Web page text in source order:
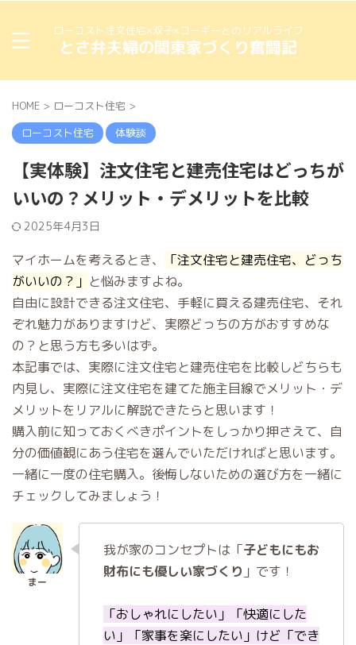
ローコスト注文住宅×双子×コーギーとのリアルライフ
とさ弁夫婦の関東家づくり奮闘記
HOME > ローコスト住宅 >
ローコスト住宅
体験談
【実体験】注文住宅と建売住宅はどっちが
いいの？メリット・デメリットを比較
2025年4月3日
マイホームを考えるとき、
「注文住宅と建売住宅、どっち
がいいの？」 と悩みますよね。
自由に設計できる注文住宅、手軽に買える建売住宅、それ
ぞれ魅力がありますけど、実際どっちの方がおすすめな
の？と思う方も多いはず。
本記事では、実際に注文住宅と建売住宅を比較しどちらも
内見し、実際に注文住宅を建てた施主目線でメリット・デ
メリットをリアルに解説できたらと思います！
購入前に知っておくべきポイントをしっかり押さえて、自
分の価値観にあう住宅を選んでいただければと思います。
一緒に一度の住宅購入。後悔しないための選び方を一緒に
チェックしてみましょう！
我が家のコンセプトは「子どもにもお
財布にも優しい家づくり 」です！
「おしゃれにしたい」「快適にした
い」「家事を楽にしたい」けど「でき